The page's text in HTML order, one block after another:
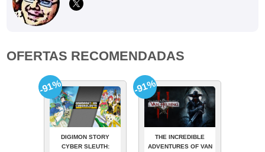
OFERTAS RECOMENDADAS
DIGIMON STORY
CYBER SLEUTH:
-91%
THE INCREDIBLE
ADVENTURES OF VAN
-91%